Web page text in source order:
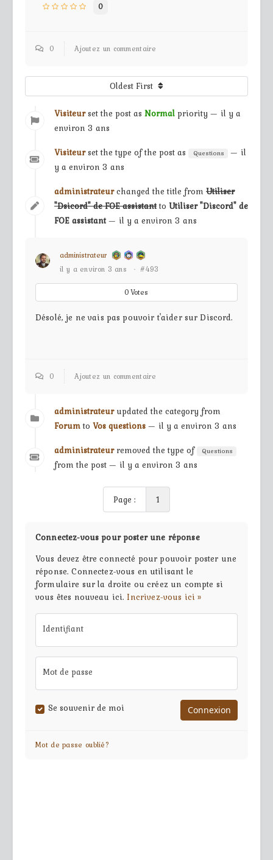
0
0 Ajoutez un commentaire
Oldest First
Visiteur set the post as Normal priority — il y a
environ 3 ans
Visiteur set the type of the post as Questions
— il
y a environ 3 ans
administrateur changed the title from Utiliser
"Dsicord" de FOE assistantto Utiliser "Discord" de
FOE assistant— il y a environ 3 ans
administrateur
il y a environ 3 ans
· #493
0Votes
Désolé, je ne vais pas pouvoir t'aider sur Discord.
0 Ajoutez un commentaire
administrateur updated the category from
Forumto Vos questions — il y a environ 3 ans
administrateur removed the type of Questions
from the post — il y a environ 3 ans
Page : 1
Connectez-vous pour poster une réponse
Vous devez être connecté pour pouvoir poster une
réponse. Connectez-vous en utilisant le
formulaire sur la droite ou créez un compte si
vous êtes nouveau ici.Incrivez-vous ici »
Identifiant
Mot de passe
Se souvenir de moi
Mot de passe oublié?